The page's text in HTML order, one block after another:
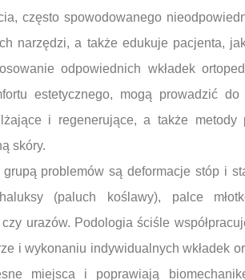
często spowodowanego
narzędzi, a także edukuje pacjenta,
odpowiednich wkładek
estetycznego, mogą prowadzić
i regenerujące, a także metody
skóry.
problemów są deformacje stóp i
haluksy (paluch koślawy), palce
czy urazów. Podologia ściśle
i wykonaniu indywidualnych wkładek
miejsca i poprawiają